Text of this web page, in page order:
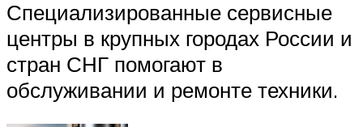
Специализированные сервисные
центры в крупных городах России и
стран СНГ помогают в
обслуживании и ремонте техники.